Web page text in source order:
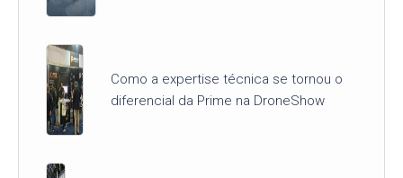
Como a expertise técnica se tornou o
diferencial da Prime na DroneShow